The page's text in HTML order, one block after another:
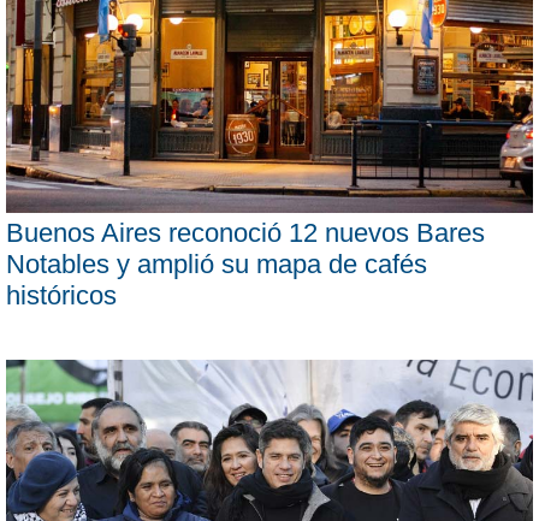
Buenos Aires reconoció 12 nuevos Bares
Notables y amplió su mapa de cafés
históricos